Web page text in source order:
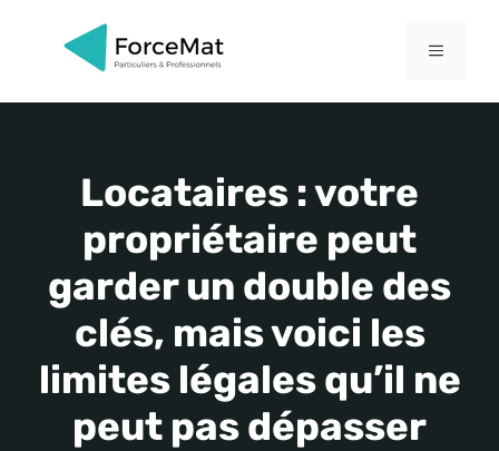
MENU
Locataires : votre
propriétaire peut
garder un double des
clés, mais voici les
limites légales qu’il ne
peut pas dépasser